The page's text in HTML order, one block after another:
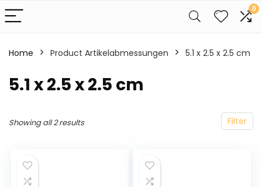
0
Home Product Artikelabmessungen ‎5.1 x 2.5 x 2.5 cm
‎5.1 x 2.5 x 2.5 cm
Filter
Showing all 2 results